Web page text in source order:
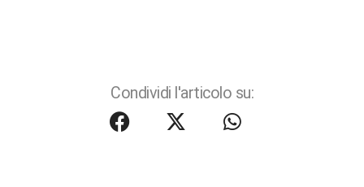
Condividi l'articolo su: